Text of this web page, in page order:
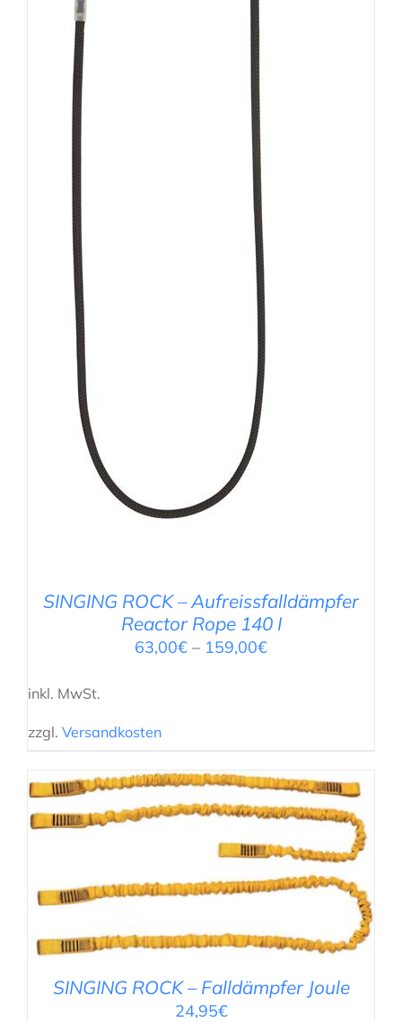
DETAILS
SINGING ROCK – Aufreissfalldämpfer
Reactor Rope 140 I
63,00€ – 159,00€
inkl. MwSt.
zzgl. Versandkosten
SINGING ROCK – Falldämpfer Joule
24,95€